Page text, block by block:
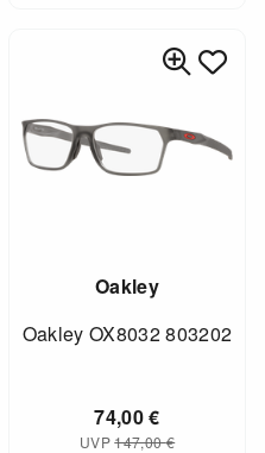
Oakley
Oakley OX8032 803202
74,00€
UVP147,00€